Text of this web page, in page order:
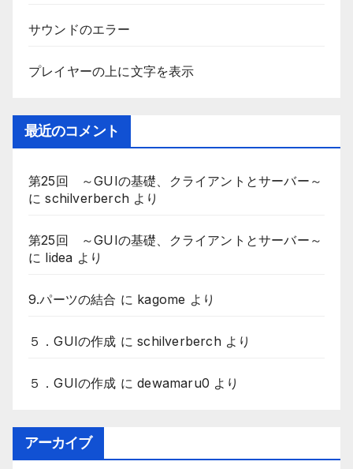
サウンドのエラー
プレイヤーの上に文字を表示
最近のコメント
第25回 ～GUIの基礎、クライアントとサーバー～
にschilverberch より
第25回 ～GUIの基礎、クライアントとサーバー～
に lidea より
9.パーツの結合 に kagome より
５．GUIの作成 にschilverberchより
５．GUIの作成 にdewamaru0 より
アーカイブ